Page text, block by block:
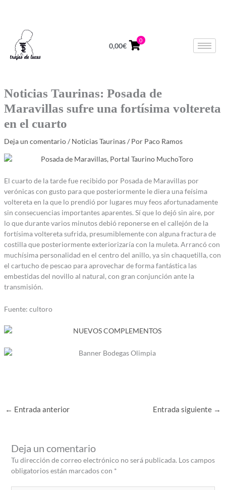
0,00€
0
Noticias Taurinas: Posada de
Maravillas sufre una fortísima voltereta
en el cuarto
Deja un comentario / Noticias Taurinas/ Por Paco Ramos
El cuarto de la tarde fue recibido por Posada de Maravillas por
verónicas con gusto para que posteriormente le diera una feísima
voltereta en la que lo prendió por lugares muy feos afortunadamente
sin consecuencias importantes aparentes. Sí que lo dejó sin aire, por
lo que durante varios minutos debió reponerse en el callejón de la
fortísima voltereta sufrida, presumiblemente con alguna fractura de
costilla que posteriormente exteriorizaría con la muleta. Arrancó con
muchísima personalidad en el centro del anillo, ya sin chaquetilla, con
el cartucho de pescao para aprovechar de forma fantástica las
embestidas del novillo al natural, con gran conjunción ante la
transmisión.
Fuente: cultoro
← Entrada anterior Entrada siguiente →
Deja un comentario
Tu dirección de correo electrónico no será publicada. Los campos
obligatorios están marcados con *